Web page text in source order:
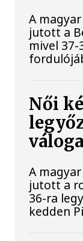
A
jutott a
mivel
Női
A
jutott a
36-ra
kedden